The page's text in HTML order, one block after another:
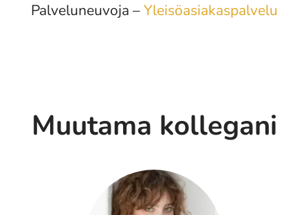
Palveluneuvoja –Yleisöasiakaspalvelu
Muutama kollegani